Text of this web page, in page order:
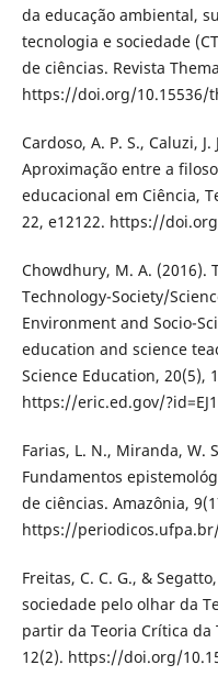
da educação ambiental,
tecnologia e sociedade
de ciências. Revista
https://doi.org/10.15536/
Cardoso, A. P. S., Caluzi,
Aproximação entre a
educacional em Ciência,
22, e12122. https://
Chowdhury, M. A. (2016).
Technology-Society/
Environment and Socio-
education and science
Science Education, 20(5),
https://eric.ed.gov/
Farias, L. N., Miranda, W.
Fundamentos
de ciências. Amazônia,
https://
Freitas, C. C. G., &
sociedade pelo olhar da
partir da Teoria Crítica da
12(2). https://doi.org/